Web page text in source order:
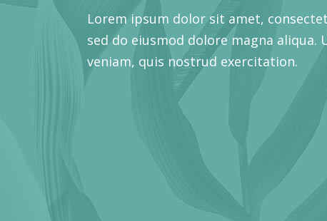
Lorem ipsum dolor sit amet,
sed do eiusmod dolore magna aliqua.
veniam, quis nostrud exercitation.